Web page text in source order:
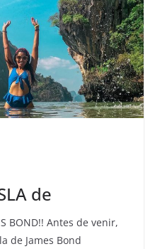
de
BOND!! Antes de venir,
de James Bond